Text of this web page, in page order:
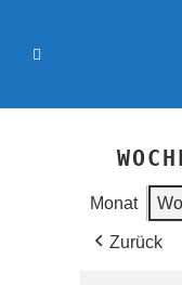
Monat
Zurück